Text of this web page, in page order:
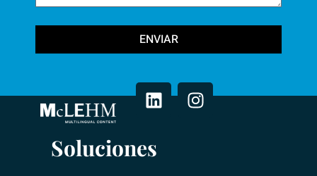
ENVIAR
i
n
e
d
n
s
Soluciones